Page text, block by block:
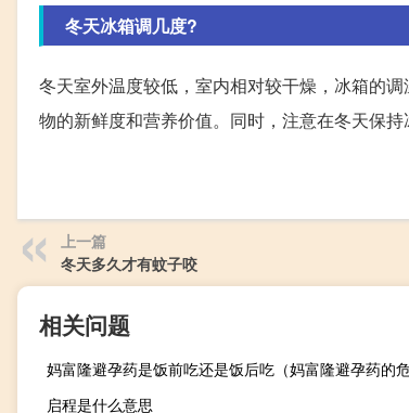
冬天冰箱调几度?
冬天室外温度较低，室内相对较干燥，冰箱的
物的新鲜度和营养价值。同时，注意在冬天保持
上一篇
冬天多久才有蚊子咬
相关问题
妈富隆避孕药是饭前吃还是饭后吃（妈富隆避孕药的危
启程是什么意思